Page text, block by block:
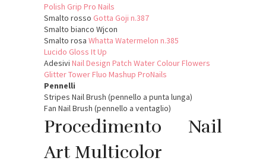
Polish Grip Pro Nails
Smalto rosso Gotta Goji n.387
Smalto bianco Wjcon
Smalto rosa Whatta Watermelon n.385
Lucido Gloss It Up
Adesivi Nail Design Patch Water Colour Flowers
Glitter Tower Fluo Mashup ProNails
Pennelli
Stripes Nail Brush (pennello a punta lunga)
Fan Nail Brush (pennello a ventaglio)
Procedimento Nail
Art Multicolor